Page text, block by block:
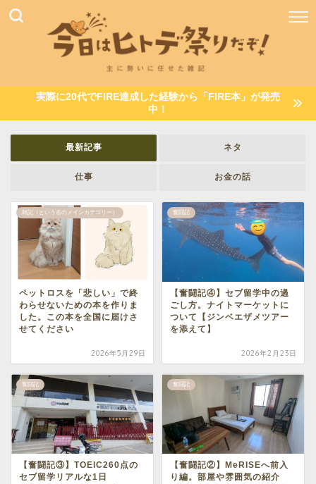
実際に20代でFIRE達成した経験から「FIRE本」が発売
中！
最新記事 ネタ
仕事 お金の話
雑記（という名のメインカテゴリー）
ペットロスを「悲しい」で終
わらせないための本を作りま
した。この本を全国に届けさ
せてください
2026年5月29日
奮闘記
【奮闘記④】セブ留学中の過
ごし方。ナイトマーケットに
ついて【ジンベエザメツアー
を添えて】
2026年2月23日
奮闘記
【奮闘記③】TOEIC260点の
セブ留学リアルな1日
奮闘記
【奮闘記②】MeRISEへ前入
り編。部屋や雰囲気の紹介